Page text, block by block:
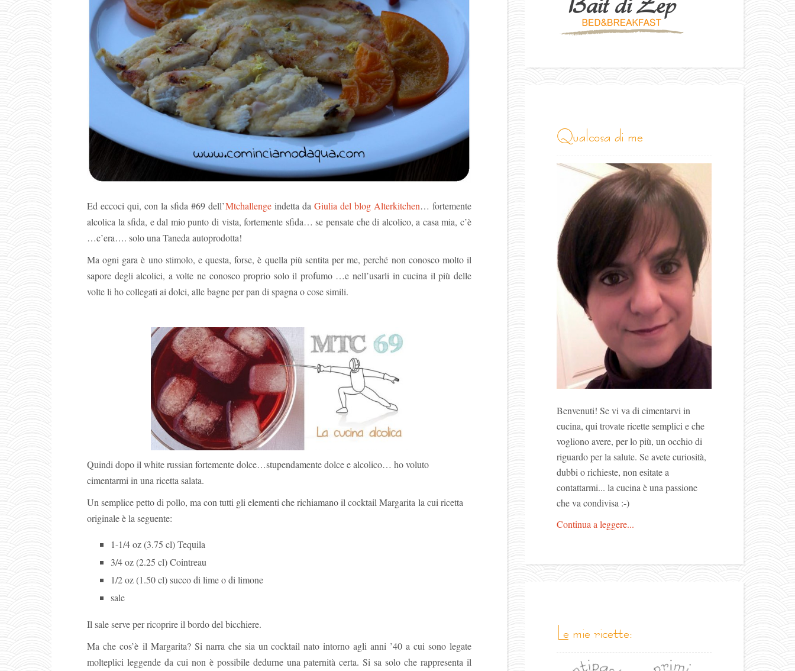
Ed eccoci qui, con la sfida #69 dell’Mtchallengeindetta da Giulia del blog Alterkitchen… fortemente
alcolica la sfida, e dal mio punto di vista, fortemente sfida… se pensate che di alcolico, a casa mia, c’è
…c’era…. solo una Taneda autoprodotta!
Ma ogni gara è uno stimolo, e questa, forse, è quella più sentita per me, perché non conosco molto il
sapore degli alcolici, a volte ne conosco proprio solo il profumo …e nell’usarli in cucina il più delle
volte li ho collegati ai dolci, alle bagne per pan di spagna o cose simili.
Quindi dopo il white russian fortemente dolce…stupendamente dolce e alcolico… ho voluto
cimentarmi in una ricetta salata.
Un semplice petto di pollo, ma con tutti gli elementi che richiamano il cocktail Margarita la cui ricetta
originale è la seguente:
1-1/4 oz (3.75 cl) Tequila
3/4 oz (2.25 cl) Cointreau
1/2 oz (1.50 cl) succo di lime o di limone
sale
Il sale serve per ricoprire il bordo del bicchiere.
Ma che cos’è il Margarita? Si narra che sia un cocktail nato intorno agli anni ’40 a cui sono legate
molteplici leggende da cui non è possibile dedurne una paternità certa. Si sa solo che rappresenta il
qualcosa di me
Benvenuti! Se vi va di cimentarvi in
cucina, qui trovate ricette semplici e che
vogliono avere, per lo più, un occhio di
riguardo per la salute. Se avete curiosità,
dubbi o richieste, non esitate a
contattarmi... la cucina è una passione
che va condivisa :-)
Continua a leggere...
le mie ricette: